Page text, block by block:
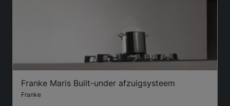
Franke Maris Built-under afzuigsysteem
Franke